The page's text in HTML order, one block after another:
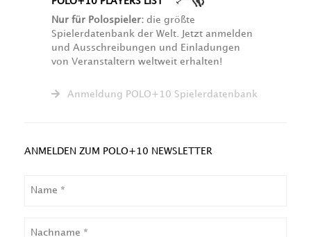
Nur für Polospieler: die größte
Spielerdatenbank der Welt. Jetzt anmelden
und Ausschreibungen und Einladungen
von Veranstaltern weltweit erhalten!
Anmeldung POLO+10 Spielerdatenbank
ANMELDEN ZUM POLO+10 NEWSLETTER